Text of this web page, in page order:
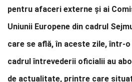
pentru afaceri externe și ai
Uniunii Europene din cadrul
care se află, în aceste zile, într-
cadrul întrevederii oficialii au
de actualitate, printre care